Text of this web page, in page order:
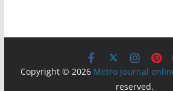
Copyright © 2026 Metro journal
reserved.